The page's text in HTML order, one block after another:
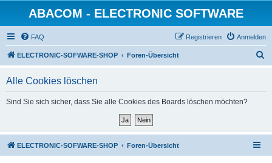
ABACOM - ELECTRONIC SOFTWARE
FAQ Anmelden
Registrieren
ELECTRONIC-SOFWARE-SHOP Foren-Übersicht
Alle Cookies löschen
Sind Sie sich sicher, dass Sie alle Cookies des Boards löschen möchten?
ELECTRONIC-SOFWARE-SHOP Foren-Übersicht